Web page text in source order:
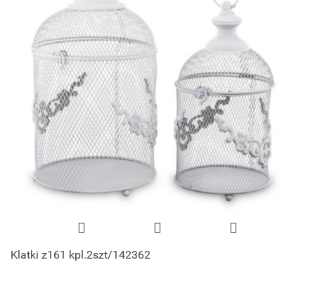
Klatki z161 kpl.2szt/142362